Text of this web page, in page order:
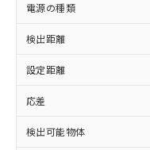
電源の種類
検出距離
設定距離
応差
検出可能物体